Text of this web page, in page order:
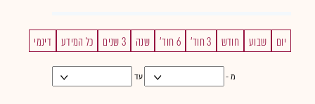
יום שבוע חודש 3 חוד' 6 חוד' שנה 3 שנים כל המידע דינמי
מ - עד